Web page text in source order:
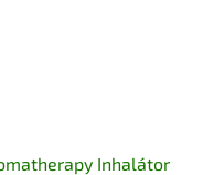
Inhalátor